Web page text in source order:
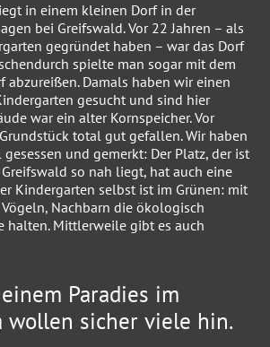
in einem kleinen Dorf in der
bei Greifswald. Vor 22 Jahren – als
gegründet haben – war das Dorf
spielte man sogar mit dem
abzureißen. Damals haben wir einen
gesucht und sind hier
war ein alter Kornspeicher. Vor
total gut gefallen. Wir haben
und gemerkt: Der Platz, der ist
so nah liegt, hat auch eine
Kindergarten selbst ist im Grünen: mit
Nachbarn die ökologisch
halten. Mittlerweile gibt es auch
Paradies im
wollen sicher viele hin.